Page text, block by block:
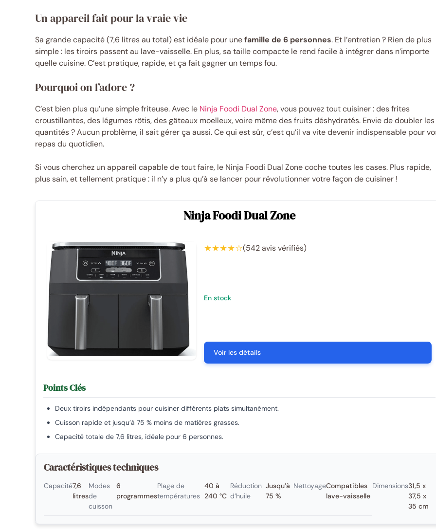
Un appareil fait pour la vraie vie
Sa grande capacité (7,6 litres au total) est idéale pour unefamille de 6 personnes. Et l’entretien ? Rien de plus
simple : les tiroirs passent au lave-vaisselle. En plus, sa taille compacte le rend facile à intégrer dans n’importe
quelle cuisine. C’est pratique, rapide, et ça fait gagner un temps fou.
Pourquoi on l’adore ?
C’est bien plus qu’une simple friteuse. Avec le Ninja Foodi Dual Zone, vous pouvez tout cuisiner : des frites
croustillantes, des légumes rôtis, des gâteaux moelleux, voire même des fruits déshydratés. Envie de doubler les
quantités ? Aucun problème, il sait gérer ça aussi. Ce qui est sûr, c’est qu’il va vite devenir indispensable pour
repas du quotidien.
Si vous cherchez un appareil capable de tout faire, le Ninja Foodi Dual Zone coche toutes les cases. Plus rapide,
plus sain, et tellement pratique : il n’y a plus qu’à se lancer pour révolutionner votre façon de cuisiner !
Ninja Foodi Dual Zone
★★★★☆(542 avis vérifiés)
En stock
Voir les détails
Points Clés
Deux tiroirs indépendants pour cuisiner différents plats simultanément.
Cuisson rapide et jusqu’à 75 % moins de matières grasses.
Capacité totale de 7,6 litres, idéale pour 6 personnes.
Caractéristiques techniques
Capacité7,6
litres
Modes
de
cuisson
6
programmes
Plage de
températures
40 à
240 °C
Réduction
d’huile
Jusqu’à
75 %
NettoyageCompatibles
lave-vaisselle
Dimensions31,5 x
37,5 x
35 cm